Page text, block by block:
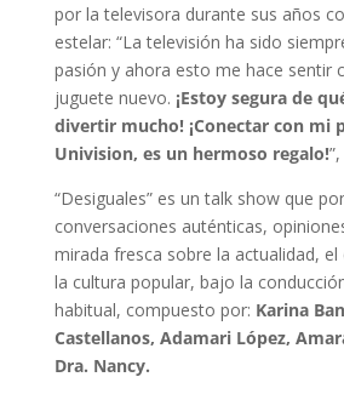
por la televisora durante sus años
estelar: “La televisión ha sido
pasión y ahora esto me hace sentir
juguete nuevo. ¡Estoy segura de
divertir mucho! ¡Conectar con mi
Univision, es un hermoso regalo!
“Desiguales” es un talk show que
conversaciones auténticas,
mirada fresca sobre la actualidad,
la cultura popular, bajo la
habitual, compuesto por: Karina
Castellanos, Adamari López,
Dra. Nancy.